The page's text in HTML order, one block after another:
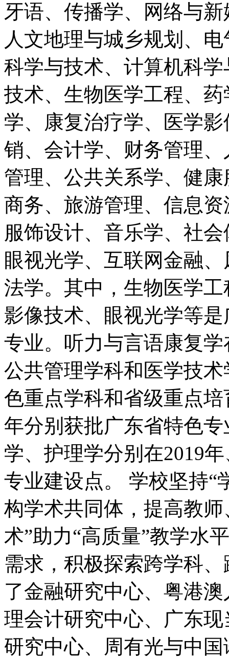
牙语、传播学、网络与
人文地理与城乡规划、
科学与技术、计算机科
技术、生物医学工程、
学、康复治疗学、医学
销、会计学、财务管理
管理、公共关系学、健
商务、旅游管理、信息
服饰设计、音乐学、社
眼视光学、互联网金融
法学。其中，生物医学
影像技术、眼视光学等
专业。听力与言语康复
公共管理学科和医学技
色重点学科和省级重点
年分别获批广东省特色
学、护理学分别在2019
专业建设点。 学校坚持“
构学术共同体，提高教
术”助力“高质量”教学水
需求，积极探索跨学科
了金融研究中心、粤港
理会计研究中心、广东
研究中心、周有光与中